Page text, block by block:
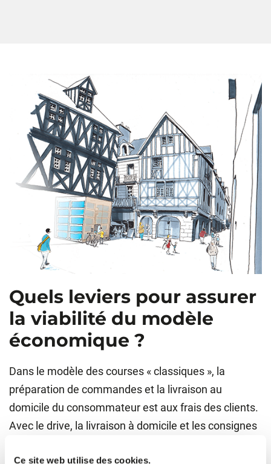
Ce site web utilise des cookies.
Quels leviers pour assurer
la viabilité du modèle
économique ?
Dans le modèle des courses « classiques », la
préparation de commandes et la livraison au
domicile du consommateur est aux frais des clients.
Avec le drive, la livraison à domicile et les consignes